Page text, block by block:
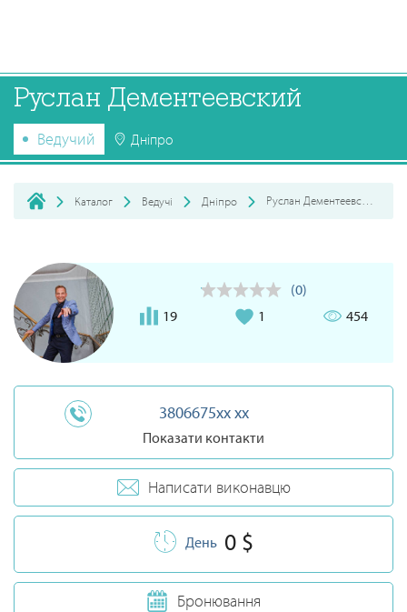
Руслан Дементеевский
Ведучий Дніпро
Каталог Ведучі Дніпро
(0)
19
1 454
3806675xx xx
Показати контакти
Написати виконавцю
День 0 $
Бронювання